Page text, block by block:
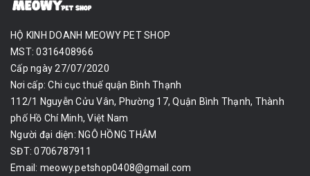
HỘ KINH DOANH MEOWY PET SHOP
MST: 0316408966
Cấp ngày 27/07/2020
Nơi cấp: Chi cục thuế quận Bình Thạnh
112/1 Nguyễn Cửu Vân, Phường 17, Quận Bình Thạnh, Thành
phố Hồ Chí Minh, Việt Nam
Người đại diện: NGÔ HỒNG THẮM
SĐT: 0706787911
Email: meowy.petshop0408@gmail.com